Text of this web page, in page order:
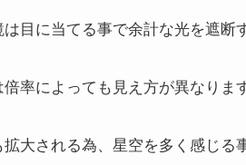
目に当てる事で余計な光を遮断
率によっても見え方が異なります
大される為、星空を多く感じる